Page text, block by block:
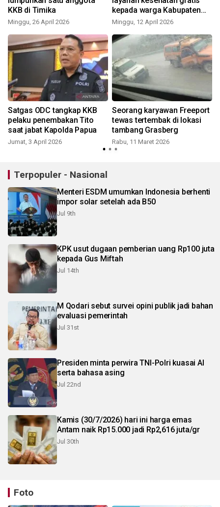
KKB di Timika
Minggu, 26 April 2026
kepada warga Kabupaten
Puncak
Minggu, 12 April 2026
Satgas ODC tangkap KKB
pelaku penembakan Tito
saat jabat Kapolda Papua
Jumat, 3 April 2026
Seorang karyawan Freeport
tewas tertembak di lokasi
tambang Grasberg
Rabu, 11 Maret 2026
Terpopuler - Nasional
Menteri ESDM umumkan Indonesia berhenti
impor solar setelah ada B50
Jul 9th
KPK usut dugaan pemberian uang Rp100 juta
kepada Gus Miftah
Jul 14th
M Qodari sebut survei opini publik jadi bahan
evaluasi pemerintah
Jul 31st
Presiden minta perwira TNI-Polri kuasai AI
serta bahasa asing
Jul 22nd
Kamis (30/7/2026) hari ini harga emas
Antam naik Rp15.000 jadi Rp2,616 juta/gr
Jul 30th
Foto